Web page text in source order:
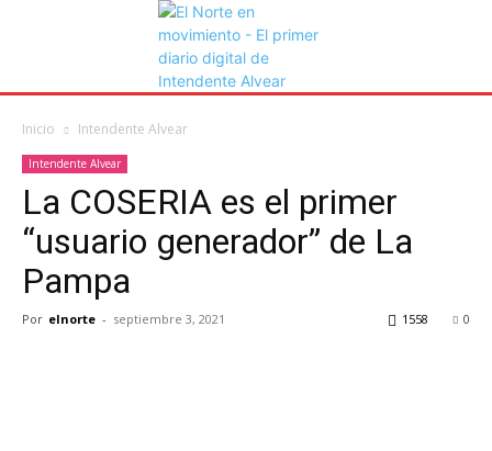
Inicio Intendente Alvear
Intendente Alvear
La COSERIA es el primer
“usuario generador” de La
Pampa
Por elnorte - septiembre 3, 2021 0
1558